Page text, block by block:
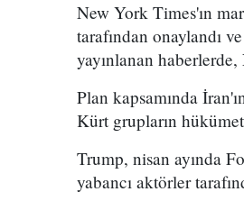
New York Times'ın
tarafından onaylandı
yayınlanan
Plan kapsamında
Kürt grupların
Trump, nisan ayında
yabancı aktörler